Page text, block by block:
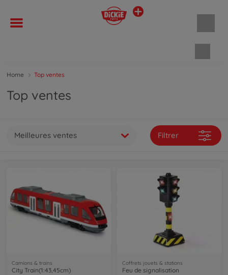
Home Top ventes
Top ventes
Meilleures ventes Filtrer
Camions & trains
City Train(1:43,45cm)
Coffrets jouets & stations
Feu de signalisation